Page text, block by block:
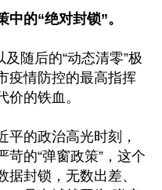
的“绝对封锁”。
随后的“动态清零”极
疫情防控的最高指挥
的铁血。
平的政治高光时刻，
的“弹窗政策”，这个
封锁，无数出差、